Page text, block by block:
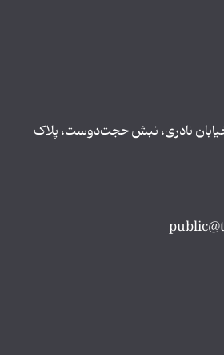
خیابان نادری، نبش حجت‌دوست، پلاک